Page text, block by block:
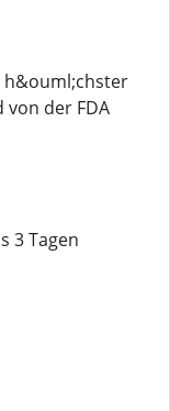
h&ouml;chster
der FDA
3 Tagen